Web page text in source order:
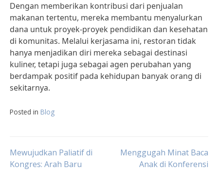
Dengan memberikan kontribusi dari penjualan
makanan tertentu, mereka membantu menyalurkan
dana untuk proyek-proyek pendidikan dan kesehatan
di komunitas. Melalui kerjasama ini, restoran tidak
hanya menjadikan diri mereka sebagai destinasi
kuliner, tetapi juga sebagai agen perubahan yang
berdampak positif pada kehidupan banyak orang di
sekitarnya.
Posted in Blog
Post
Mewujudkan Paliatif di
Kongres: Arah Baru
Menggugah Minat Baca
Anak di Konferensi